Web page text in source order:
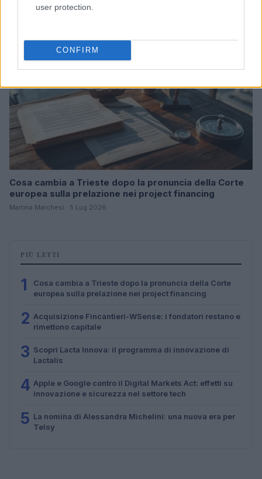
user protection.
CONFIRM
Cosa cambia a Trieste dopo la pronuncia della Corte
europea sulla prelazione nei project financing
Martina Marchesi · 5 Lug 2026
PIÙ LETTI
1
Cosa cambia a Trieste dopo la pronuncia della Corte
europea sulla prelazione nei project financing
2 Acquisizione Fincantieri-WSense: i fondatori restano e
rimettono capitale
3 Scopri Lacta Innova: il programma di innovazione di
Lactalis
4 Apple e Google contro il Digital Markets Act: effetti su
innovazione e sicurezza nel settore tech
5 La nomina di Alessandra Michelini: una nuova era per
Telsy